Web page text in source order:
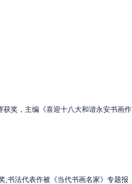
奖，主编《喜迎十八大和谐永安书画作
法代表作被《当代书画名家》专题报